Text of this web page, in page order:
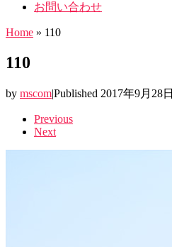
お問い合わせ
Home » 110
110
by mscom|Published 2017年9月28日
Images
navigation
Previous
Next